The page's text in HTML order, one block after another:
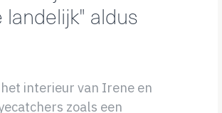
aldus
interieur van Irene en
zoals een